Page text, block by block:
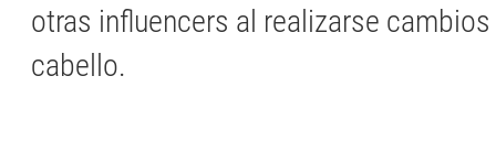
otras influencers al realizarse
cabello.